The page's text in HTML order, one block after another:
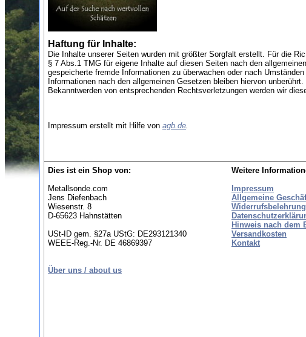
Haftung für Inhalte:
Die Inhalte unserer Seiten wurden mit größter Sorgfalt erstellt. Für die
§ 7 Abs.1 TMG für eigene Inhalte auf diesen Seiten nach den
gespeicherte fremde Informationen zu überwachen oder nach
Informationen nach den allgemeinen Gesetzen bleiben hiervon
Bekanntwerden von entsprechenden Rechtsverletzungen werden wir
Impressum erstellt mit Hilfe von agb.de.
Dies ist ein Shop von:
Metallsonde.com
Jens Diefenbach
Wiesenstr. 8
D-65623 Hahnstätten
USt-ID gem. §27a UStG: DE293121340
WEEE-Reg.-Nr. DE 46869397
Über uns / about us
Weitere
Impressum
Allgemeine
Hinweis nach dem
Versandkosten
Kontakt